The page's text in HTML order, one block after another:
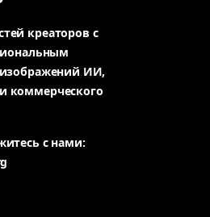
креаторов с
ИИ,
коммерческого
с нами: